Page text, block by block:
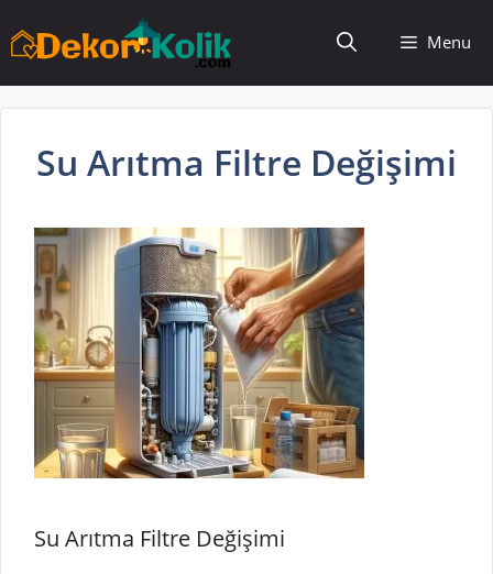
atla
Menu
Su Arıtma Filtre Değişimi
Su Arıtma Filtre Değişimi